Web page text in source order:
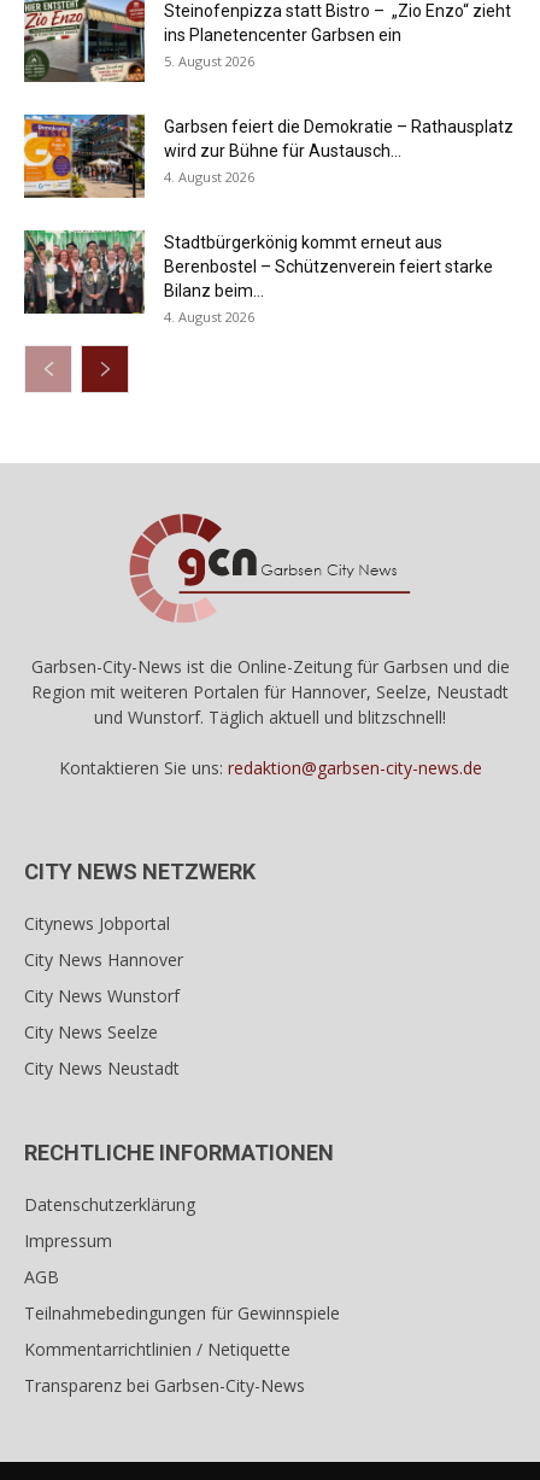
Steinofenpizza statt Bistro – „Zio Enzo“ zieht
ins Planetencenter Garbsen ein
5. August 2026
Garbsen feiert die Demokratie – Rathausplatz
wird zur Bühne für Austausch...
4. August 2026
Stadtbürgerkönig kommt erneut aus
Berenbostel – Schützenverein feiert starke
Bilanz beim...
4. August 2026
Garbsen-City-News ist die Online-Zeitung für Garbsen und die
Region mit weiteren Portalen für Hannover, Seelze, Neustadt
und Wunstorf. Täglich aktuell und blitzschnell!
Kontaktieren Sie uns: redaktion@garbsen-city-news.de
CITY NEWS NETZWERK
Citynews Jobportal
City News Hannover
City News Wunstorf
City News Seelze
City News Neustadt
RECHTLICHE INFORMATIONEN
Datenschutzerklärung
Impressum
AGB
Teilnahmebedingungen für Gewinnspiele
Kommentarrichtlinien / Netiquette
Transparenz bei Garbsen-City-News